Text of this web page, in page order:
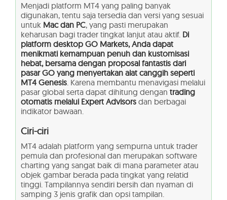
Menjadi platform MT4 yang paling banyak
digunakan, tentu saja tersedia dan versi yang sesuai
untuk Mac dan PC, yang pasti merupakan
keharusan bagi trader tingkat lanjut atau aktif. Di
platform desktop GO Markets, Anda dapat
menikmati kemampuan penuh dan kustomisasi
hebat, bersama dengan proposal fantastis dari
pasar GO yang menyertakan alat canggih seperti
MT4 Genesis. Karena membantu menavigasi melalui
pasar global serta dapat dihitung dengan trading
otomatis melalui Expert Advisors dan berbagai
indikator bawaan.
Ciri-ciri
MT4 adalah platform yang sempurna untuk trader
pemula dan profesional dan merupakan software
charting yang sangat baik di mana parameter atau
objek gambar berada pada tingkat yang relatid
tinggi. Tampilannya sendiri bersih dan nyaman di
samping 3 jenis grafik dan opsi tampilan.